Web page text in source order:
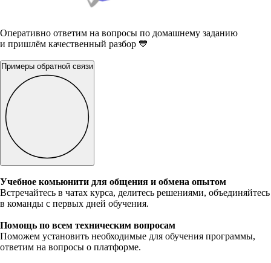
Оперативно ответим на вопросы по домашнему заданию
и пришлём качественный разбор 💙
Примеры обратной связи
Учебное комьюнити для общения и обмена опытом
Встречайтесь в чатах курса, делитесь решениями, объединяйтесь
в команды с первых дней обучения.
Помощь по всем техническим вопросам
Поможем установить необходимые для обучения программы,
ответим на вопросы о платформе.